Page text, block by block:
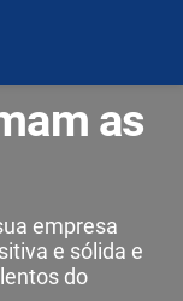
as
empresa
e sólida e
do